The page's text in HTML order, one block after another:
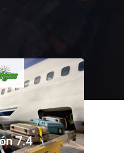
7.4
de carga
certificación